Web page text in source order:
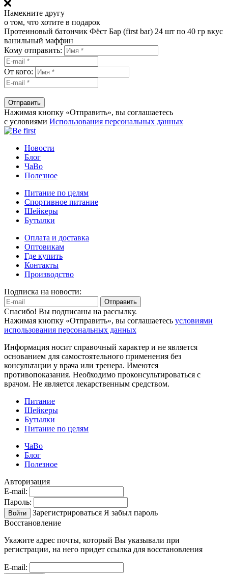
Намекните другу
о том, что хотите в подарок
Протеиновый батончик Фёст Бар (first bar) 24 шт по 40 гр вкус
ванильный маффин
Кому отправить:
От кого:
Отправить
Нажимая кнопку «Отправить», вы соглашаетесь
с условиями Использования персональных данных
Новости
Блог
ЧаВо
Полезное
Питание по целям
Спортивное питание
Шейкеры
Бутылки
Оплата и доставка
Оптовикам
Где купить
Контакты
Производство
Подписка на новости:
Отправить
Спасибо! Вы подписаны на рассылку.
Нажимая кнопку «Отправить», вы соглашаетесь условиями
использования персональных данных
Информация носит справочный характер и не является
основанием для самостоятельного применения без
консультации у врача или тренера. Имеются
противопоказания. Необходимо проконсультироваться с
врачом. Не является лекарственным средством.
Питание
Шейкеры
Бутылки
Питание по целям
ЧаВо
Блог
Полезное
Авторизация
E-mail:
Пароль:
Войти Зарегистрироваться Я забыл пароль
Восстановление
Укажите адрес почты, который Вы указывали при
регистрации, на него придет ссылка для восстановления
E-mail: